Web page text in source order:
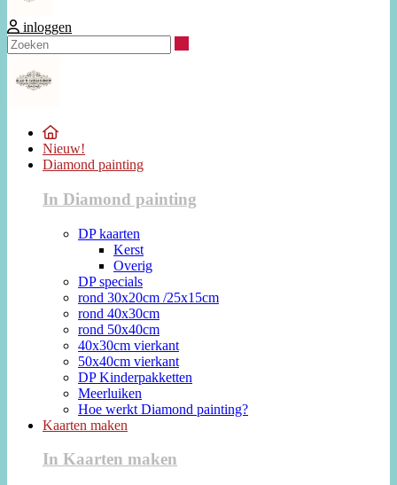
inloggen
Nieuw!
Diamond painting
In Diamond painting
DP kaarten
Kerst
Overig
DP specials
rond 30x20cm /25x15cm
rond 40x30cm
rond 50x40cm
40x30cm vierkant
50x40cm vierkant
DP Kinderpakketten
Meerluiken
Hoe werkt Diamond painting?
Kaarten maken
In Kaarten maken